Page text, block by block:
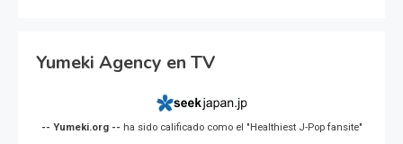
Yumeki Agency en TV
-- Yumeki.org -- ha sido calificado como el "Healthiest J-Pop fansite"